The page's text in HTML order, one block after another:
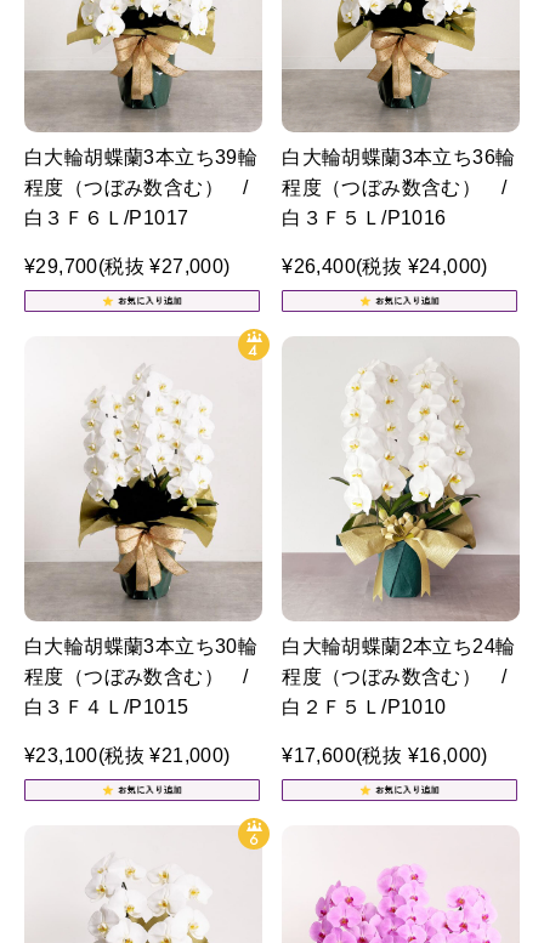
白大輪胡蝶蘭3本立ち39輪
程度（つぼみ数含む） /
白３Ｆ６Ｌ/P1017
¥29,700(税抜 ¥27,000)
白大輪胡蝶蘭3本立ち36輪
程度（つぼみ数含む） /
白３Ｆ５Ｌ/P1016
¥26,400(税抜 ¥24,000)
白大輪胡蝶蘭3本立ち30輪
程度（つぼみ数含む） /
白３Ｆ４Ｌ/P1015
¥23,100(税抜 ¥21,000)
白大輪胡蝶蘭2本立ち24輪
程度（つぼみ数含む） /
白２Ｆ５Ｌ/P1010
¥17,600(税抜 ¥16,000)